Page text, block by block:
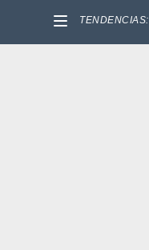
TENDENCIAS: